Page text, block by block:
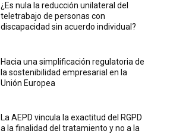
¿Es nula la reducción unilateral del
teletrabajo de personas con
discapacidad sin acuerdo individual?
Hacia una simplificación regulatoria de
la sostenibilidad empresarial en la
Unión Europea
La AEPD vincula la exactitud del RGPD
a la finalidad del tratamiento y no a la